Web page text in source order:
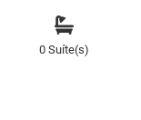
0 Suíte(s)